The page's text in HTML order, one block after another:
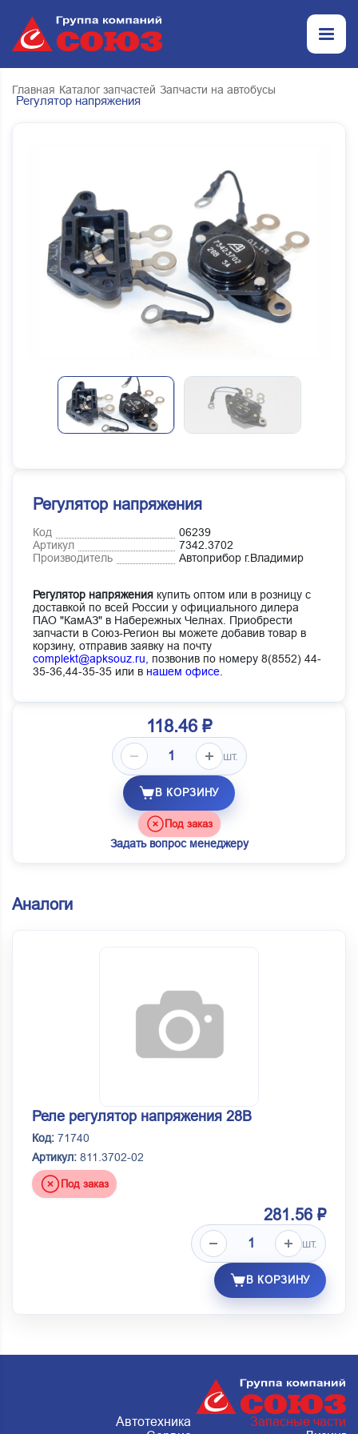
Главная Каталог запчастей Запчасти на автобусы
Регулятор напряжения
Регулятор напряжения
Код
06239
Артикул
7342.3702
Производитель
Автоприбор г.Владимир
Регулятор напряжения купить оптом или в розницу с
доставкой по всей России у официального дилера
ПАО "КамАЗ" в Набережных Челнах. Приобрести
запчасти в Союз-Регион вы можете добавив товар в
корзину, отправив заявку на почту
complekt@apksouz.ru, позвонив по номеру 8(8552) 44-
35-36,44-35-35 или в нашем офисе.
118.46 ₽
шт.
В КОРЗИНУ
Под заказ
Задать вопрос менеджеру
Аналоги
Реле регулятор напряжения 28В
Код: 71740
Артикул: 811.3702-02
Под заказ
281.56 ₽
шт.
В КОРЗИНУ
Автотехника
Запасные части